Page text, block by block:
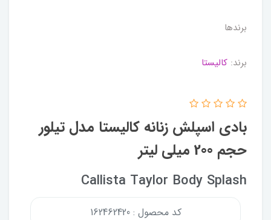
برندها
برند: کالیستا
بادی اسپلش زنانه کالیستا مدل تیلور
حجم 200 میلی لیتر
Callista Taylor Body Splash
کد محصول : 162462420